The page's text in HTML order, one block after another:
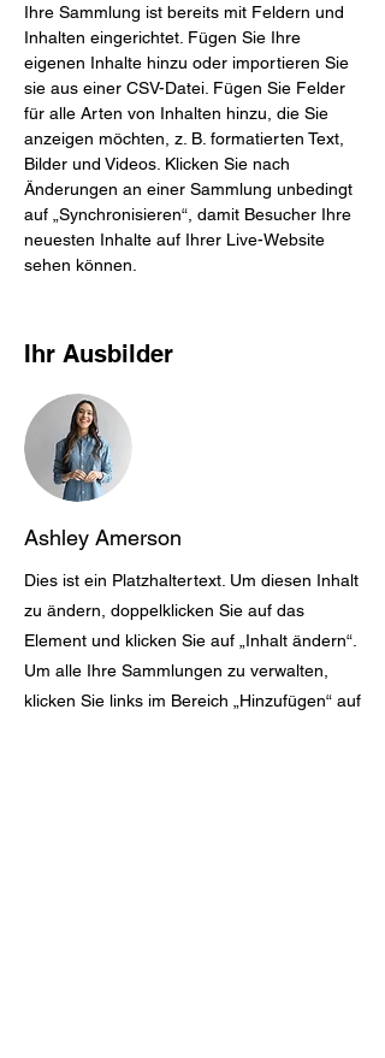
Ihre Sammlung ist bereits mit Feldern und
Inhalten eingerichtet. Fügen Sie Ihre
eigenen Inhalte hinzu oder importieren Sie
sie aus einer CSV-Datei. Fügen Sie Felder
für alle Arten von Inhalten hinzu, die Sie
anzeigen möchten, z. B. formatierten Text,
Bilder und Videos. Klicken Sie nach
Änderungen an einer Sammlung unbedingt
auf „Synchronisieren“, damit Besucher Ihre
neuesten Inhalte auf Ihrer Live-Website
sehen können.
Ihr Ausbilder
Ashley Amerson
Dies ist ein Platzhaltertext. Um diesen Inhalt
zu ändern, doppelklicken Sie auf das
Element und klicken Sie auf „Inhalt ändern“.
Um alle Ihre Sammlungen zu verwalten,
klicken Sie links im Bereich „Hinzufügen“ auf